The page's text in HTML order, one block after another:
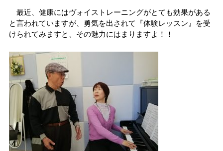
最近、健康にはヴォイストレーニングがとても効果がある
と言われていますが、勇気を出されて『体験レッスン』を受
けられてみますと、その魅力にはまりますよ！！